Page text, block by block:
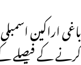
باغی اراکین
کرنے کے فیصلے